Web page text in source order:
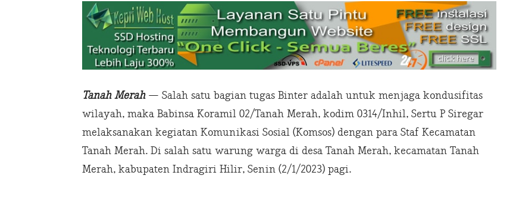
Tanah Merah— Salah satu bagian tugas Binter adalah untuk menjaga kondusifitas
wilayah, maka Babinsa Koramil 02/Tanah Merah, kodim 0314/Inhil, Sertu P Siregar
melaksanakan kegiatan Komunikasi Sosial (Komsos) dengan para Staf Kecamatan
Tanah Merah. Di salah satu warung warga di desa Tanah Merah, kecamatan Tanah
Merah, kabupaten Indragiri Hilir, Senin (2/1/2023) pagi.